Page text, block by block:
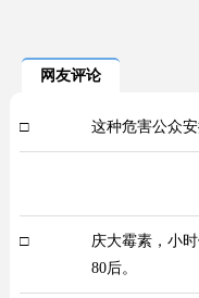
网友评论
□ 这种危害公众
□
庆大霉素，小
80后。